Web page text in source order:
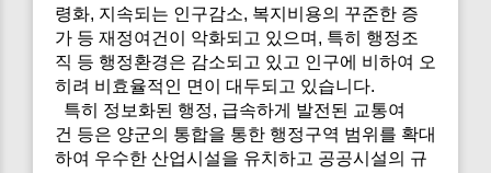
령화, 지속되는 인구감소, 복지비용의 꾸준한 증
가 등 재정여건이 악화되고 있으며, 특히 행정조
직 등 행정환경은 감소되고 있고 인구에 비하여 오
히려 비효율적인 면이 대두되고 있습니다.
특히 정보화된 행정, 급속하게 발전된 교통여
건 등은 양군의 통합을 통한 행정구역 범위를 확대
하여 우수한 산업시설을 유치하고 공공시설의 규